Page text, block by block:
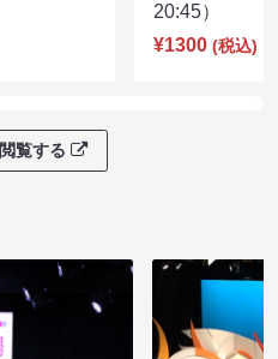
20:45）
¥1300 (税込)
覧する